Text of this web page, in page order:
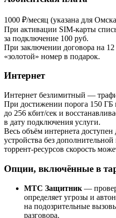
1000 ₽/месяц (указана для
При активации SIM-карты
за подключение 100 руб.
При заключении договора на
«золотой» номер в подарок.
Интернет
Интернет безлимитный —
При достижении порога 150 ГБ
до 256 кбит/сек и
в дату подключения услуги.
Весь объём интернета доступен
устройства без
торрент-ресурсов скорость
Опции, включённые в
МТС Защитник —
определяет угрозы и
на подозрительные
разговора.